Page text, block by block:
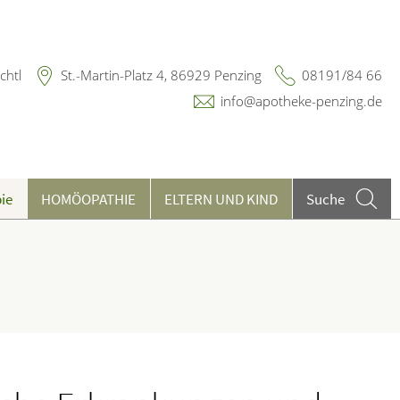
HOMÖOPATHIE ELTERN UND KIND Suche
St.-Martin-Platz 4, 86929 Penzing
08191/84 66
info@apotheke-penzing.de